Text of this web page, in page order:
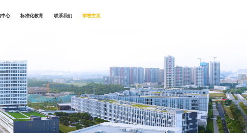
中心 标准化教育 联系我们 学校主页